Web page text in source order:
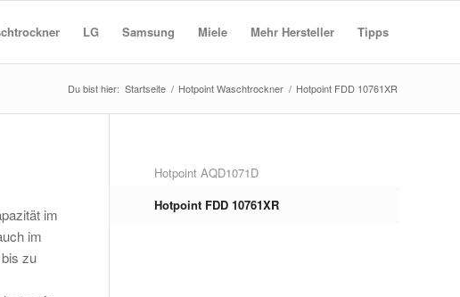
LG Samsung Miele Mehr Hersteller Tipps
Du bist hier: Startseite / Hotpoint Waschtrockner / Hotpoint FDD 10761XR
im
im
zu
Hotpoint AQD1071D
Hotpoint FDD 10761XR